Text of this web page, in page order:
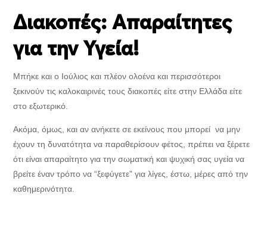
Διακοπές: Aπαραίτητες
για την Υγεία!
Μπήκε και ο Ιούλιος και πλέον ολοένα και περισσότεροι
ξεκινούν τις καλοκαιρινές τους διακοπές είτε στην Ελλάδα είτε
στο εξωτερικό.
Ακόμα, όμως, και αν ανήκετε σε εκείνους που μπορεί να μην
έχουν τη δυνατότητα να παραθερίσουν φέτος, πρέπει να ξέρετε
ότι είναι απαραίτητο για την σωματική και ψυχική σας υγεία να
βρείτε έναν τρόπο να “ξεφύγετε” για λίγες, έστω, μέρες από την
καθημερινότητα.